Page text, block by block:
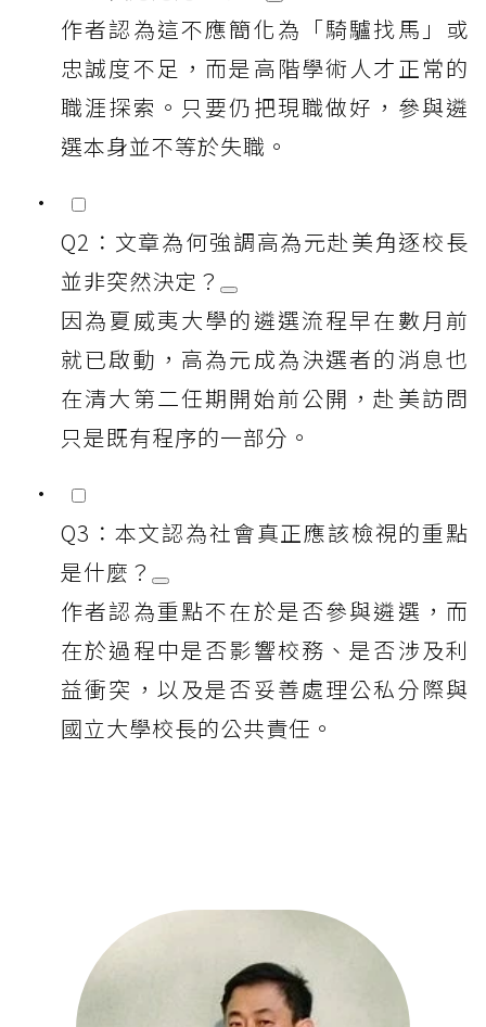
作者認為這不應簡化為「騎驢找馬」或
忠誠度不足，而是高階學術人才正常的
職涯探索。只要仍把現職做好，參與遴
選本身並不等於失職。
Q2：文章為何強調高為元赴美角逐校長
並非突然決定？
因為夏威夷大學的遴選流程早在數月前
就已啟動，高為元成為決選者的消息也
在清大第二任期開始前公開，赴美訪問
只是既有程序的一部分。
Q3：本文認為社會真正應該檢視的重點
是什麼？
作者認為重點不在於是否參與遴選，而
在於過程中是否影響校務、是否涉及利
益衝突，以及是否妥善處理公私分際與
國立大學校長的公共責任。